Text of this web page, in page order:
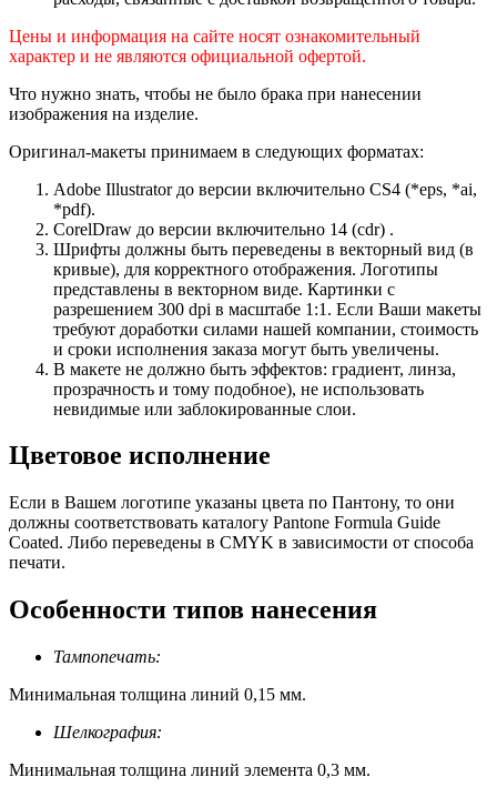
Цены и информация на сайте носят ознакомительный
характер и не являются официальной офертой.
Что нужно знать, чтобы не было брака при нанесении
изображения на изделие.
Оригинал-макеты принимаем в следующих форматах:
Adobe Illustrator до версии включительно CS4 (*eps, *ai,
*pdf).
CorelDraw до версии включительно 14 (cdr) .
Шрифты должны быть переведены в векторный вид (в
кривые), для корректного отображения. Логотипы
представлены в векторном виде. Картинки с
разрешением 300 dpi в масштабе 1:1. Если Ваши макеты
требуют доработки силами нашей компании, стоимость
и сроки исполнения заказа могут быть увеличены.
В макете не должно быть эффектов: градиент, линза,
прозрачность и тому подобное), не использовать
невидимые или заблокированные слои.
Цветовое исполнение
Если в Вашем логотипе указаны цвета по Пантону, то они
должны соответствовать каталогу Pantone Formula Guide
Coated. Либо переведены в CMYK в зависимости от способа
печати.
Особенности типов нанесения
Тампопечать:
Минимальная толщина линий 0,15 мм.
Шелкография:
Минимальная толщина линий элемента 0,3 мм.